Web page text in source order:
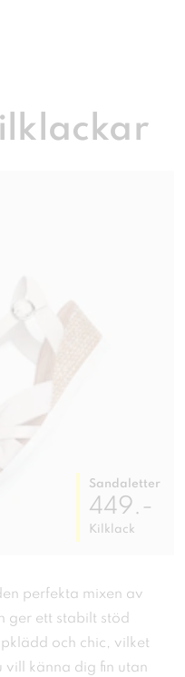
Sandaletter
449.-
Kilklack
perfekta mixen av
ger ett stabilt stöd
och chic, vilket
känna dig fin utan